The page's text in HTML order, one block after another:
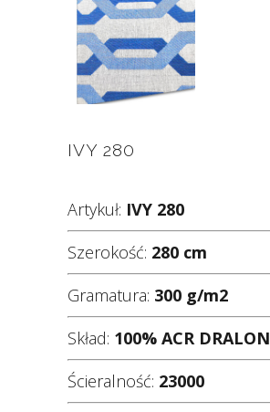
IVY 280
Artykuł: IVY 280
Szerokość: 280 cm
Gramatura: 300 g/m2
Skład: 100% ACR DRALON
Ścieralność: 23000